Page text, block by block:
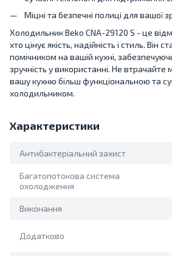
Міцні та безпечні полиці для вашої
Холодильник Beko CNA-29120 S - це
хто цінує якість, надійність і стиль. Він
помічником на вашій кухні,
зручність у використанні. Не втрачайте
вашу кухню більш функціональною та
холодильником.
Характеристики
Антибактеріальний захист
Багатопотокова система
охолодження
Виконання
Додатково